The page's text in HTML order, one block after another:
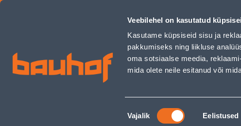
Veebilehel on kasutatud
Kasutame küpsiseid sisu ja
pakkumiseks ning liikluse
oma sotsiaalse meedia,
mida olete neile esitanud või
Nõusoleku
valik
Vajalik Eelistused
PAHTEL VIVACOLOR J 10L - Bauhof has loaded
Обслуживание бизнес-клиентов
АКЦИИ